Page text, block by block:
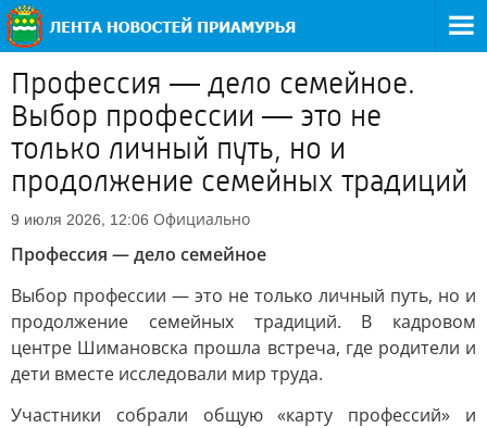
Профессия — дело семейное.
Выбор профессии — это не
только личный путь, но и
продолжение семейных традиций
9 июля 2026, 12:06 Официально
Профессия — дело семейное
Выбор профессии — это не только личный путь, но и
продолжение семейных традиций. В кадровом
центре Шимановска прошла встреча, где родители и
дети вместе исследовали мир труда.
Участники собрали общую «карту профессий» и